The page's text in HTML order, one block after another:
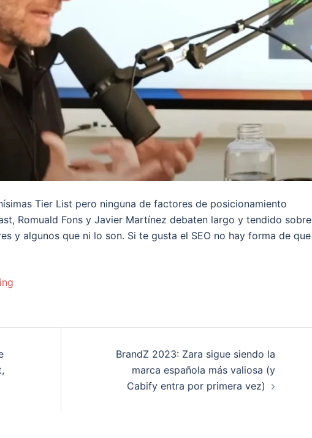
Tier List pero ninguna de factores de posicionamiento
Romuald Fons y Javier Martínez debaten largo y tendido sobre
y algunos que ni lo son. Si te gusta el SEO no hay forma de que
BrandZ 2023: Zara sigue siendo la
marca española más valiosa (y
Cabify entra por primera vez)